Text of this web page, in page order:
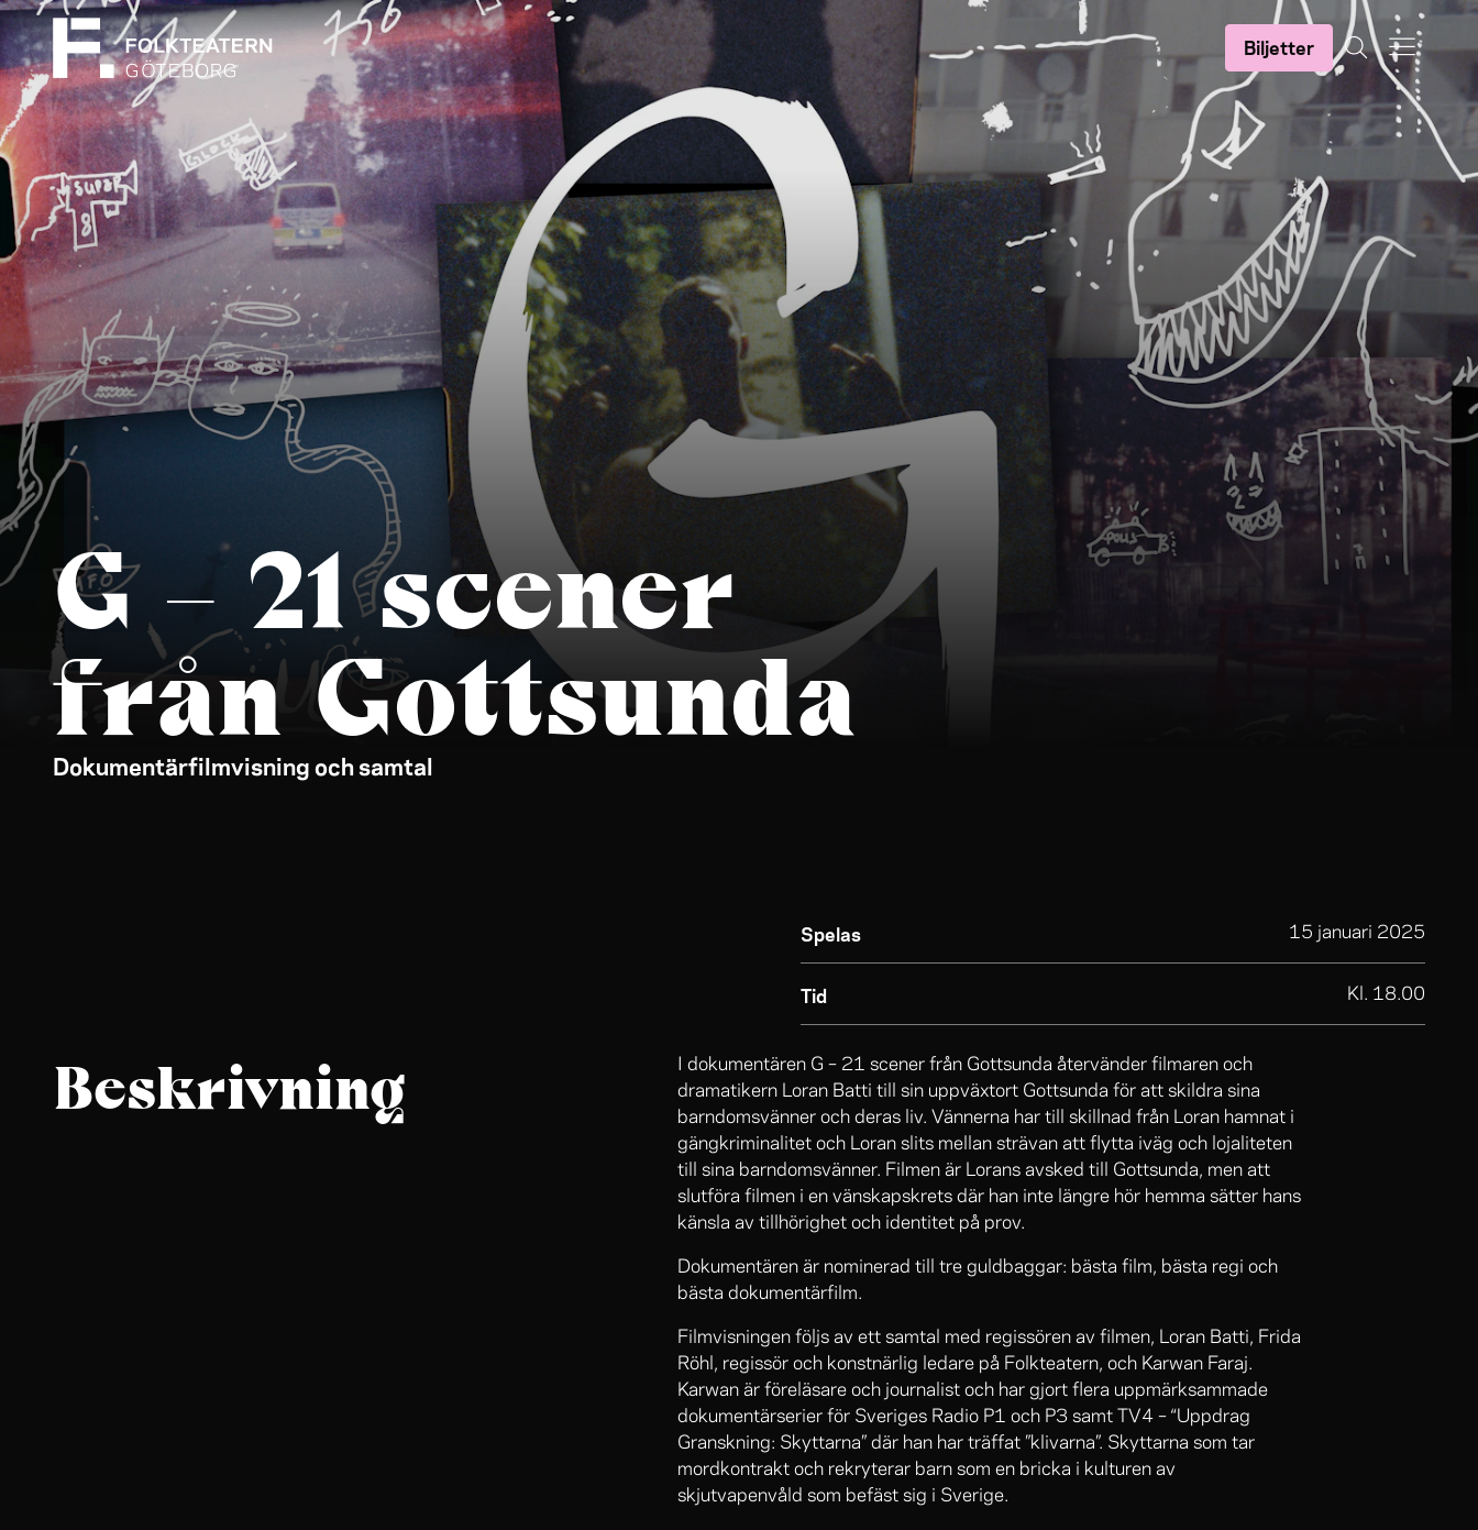
Biljetter
G – 21 scener
från Gottsunda
Dokumentärfilmvisning och samtal
Spelas 15 januari 2025
Tid Kl. 18.00
Beskrivning
I dokumentären G – 21 scener från Gottsunda återvänder filmaren och
dramatikern Loran Batti till sin uppväxtort Gottsunda för att skildra sina
barndomsvänner och deras liv. Vännerna har till skillnad från Loran hamnat i
gängkriminalitet och Loran slits mellan strävan att flytta iväg och lojaliteten
till sina barndomsvänner. Filmen är Lorans avsked till Gottsunda, men att
slutföra filmen i en vänskapskrets där han inte längre hör hemma sätter hans
känsla av tillhörighet och identitet på prov.
Dokumentären är nominerad till tre guldbaggar: bästa film, bästa regi och
bästa dokumentärfilm.
Filmvisningen följs av ett samtal med regissören av filmen, Loran Batti, Frida
Röhl, regissör och konstnärlig ledare på Folkteatern, och Karwan Faraj.
Karwan är föreläsare och journalist och har gjort flera uppmärksammade
dokumentärserier för Sveriges Radio P1 och P3 samt TV4 – “Uppdrag
Granskning: Skyttarna” där han har träffat ”klivarna”. Skyttarna som tar
mordkontrakt och rekryterar barn som en bricka i kulturen av
skjutvapenvåld som befäst sig i Sverige.